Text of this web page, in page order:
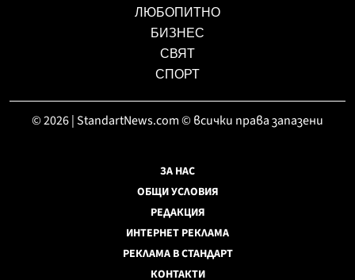
ЛЮБОПИТНО
БИЗНЕС
СВЯТ
СПОРТ
© 2026 | StandartNews.com © всички права запазени
ЗА НАС
ОБЩИ УСЛОВИЯ
РЕДАКЦИЯ
ИНТЕРНЕТ РЕКЛАМА
РЕКЛАМА В СТАНДАРТ
КОНТАКТИ